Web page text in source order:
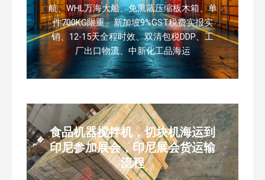
航、WHL万海大船、免熏蒸压缩板木箱、单
件700KG限重、新加坡9%GST税费实报实
销、12-15天全程时效、双清包税DDP、工
厂出口物流、中新化工品海运
食品机器搅拌机，切块机海运到
印尼参加展会，印尼展会货运输
流程